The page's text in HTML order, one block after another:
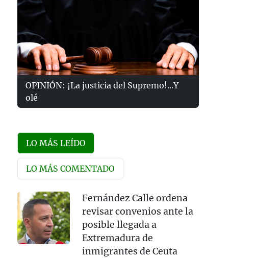
OPINIÓN: ¡La justicia del Supremo!...Y
olé
LO MÁS LEÍDO
LO MÁS COMENTADO
Fernández Calle ordena
revisar convenios ante la
posible llegada a
Extremadura de
inmigrantes de Ceuta